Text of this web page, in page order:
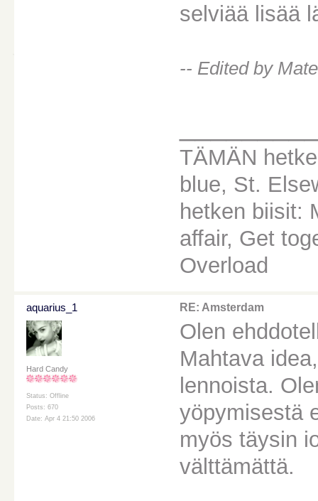
selviää lisää
-- Edited by
TÄMÄN
blue, St.
hetken biisit:
affair, Get
Overload
aquarius_1
Hard Candy
Status: Offline
Posts: 670
Date: Apr 4 21:50 2006
RE: Amsterdam
Olen
Mahtava
lennoista.
yöpymisestä
myös täysin
välttämättä.